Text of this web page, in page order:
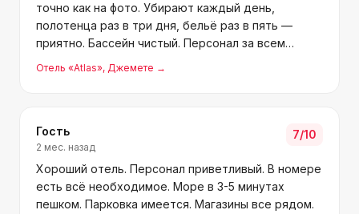
точно как на фото. Убирают каждый день,
полотенца раз в три дня, бельё раз в пять —
приятно. Бассейн чистый. Персонал за всем
Отель «Atlas», Джемете →
Гость
2 мес. назад
7/10
Хороший отель. Персонал приветливый. В номере
есть всё необходимое. Море в 3-5 минутах
пешком. Парковка имеется. Магазины все рядом.